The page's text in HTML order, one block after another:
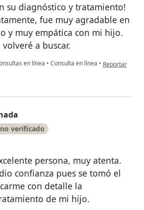
su diagnóstico y tratamiento!
fue muy agradable en
y muy empática con mi hijo.
a buscar.
en línea • Consulta en línea • en opinión del
Reportar
verificado
persona, muy atenta.
confianza pues se tomó el
con detalle la
de mi hijo.